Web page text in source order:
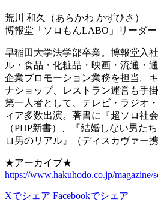
荒川 和久（あらかわ かずひさ）
博報堂「ソロもんLABO」リーダー
早稲田大学法学部卒業。博報堂入
ル・食品・化粧品・映画・流通・
企業プロモーション業務を担当。
ナショップ、レストラン運営も手
第一人者として、テレビ・ラジオ
ィア多数出演。著書に『超ソロ社
（PHP新書）、『結婚しない男た
ロ男のリアル』（ディスカヴァー携
★アーカイブ★
https://www.hakuhodo.co.jp/magazine/
Xでシェア Facebookでシェア